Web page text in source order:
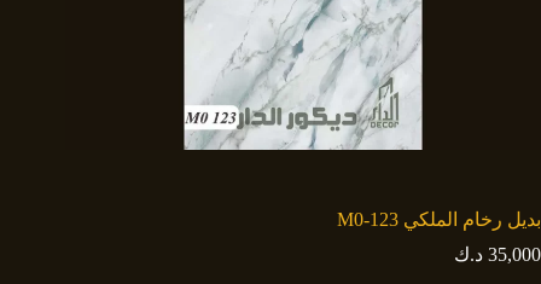
بديل رخام الملكي M0-123
35,000 د.ك